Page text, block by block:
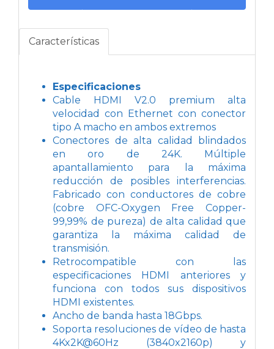
Características
Especificaciones
Cable HDMI V2.0 premium alta
velocidad con Ethernet con conector
tipo A macho en ambos extremos
Conectores de alta calidad blindados
en oro de 24K. Múltiple
apantallamiento para la máxima
reducción de posibles interferencias.
Fabricado con conductores de cobre
(cobre OFC-Oxygen Free Copper-
99,99% de pureza) de alta calidad que
garantiza la máxima calidad de
transmisión.
Retrocompatible con las
especificaciones HDMI anteriores y
funciona con todos sus dispositivos
HDMI existentes.
Ancho de banda hasta 18Gbps.
Soporta resoluciones de vídeo de hasta
4Kx2K@60Hz (3840x2160p) y